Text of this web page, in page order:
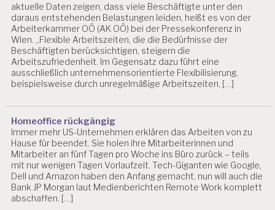
2
0
1
2
2
0
1
3
B
E
L
A
S
T
U
N
G
aktuelle Daten zeigen, dass viele Beschäftigte unter den
daraus entstehenden Belastungen leiden, heißt es von der
Arbeiterkammer OÖ (AK OÖ) bei der Pressekonferenz in
Wien. „Flexible Arbeitszeiten, die die Bedürfnisse der
Beschäftigten berücksichtigen, steigern die
Arbeitszufriedenheit. Im Gegensatz dazu führt eine
ausschließlich unternehmensorientierte Flexibilisierung,
beispielsweise durch unregelmäßige Arbeitszeiten, […]
Homeoffice rückgängig
Immer mehr US-Unternehmen erklären das Arbeiten von zu
Hause für beendet. Sie holen ihre Mitarbeiterinnen und
Mitarbeiter an fünf Tagen pro Woche ins Büro zurück – teils
mit nur wenigen Tagen Vorlaufzeit. Tech-Giganten wie Google,
Dell und Amazon haben den Anfang gemacht, nun will auch die
Bank JP Morgan laut Medienberichten Remote Work komplett
abschaffen. […]